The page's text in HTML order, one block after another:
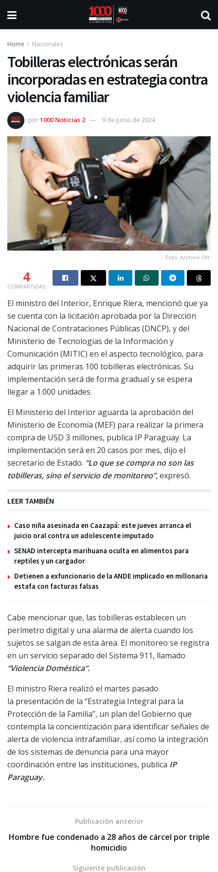
Home Nacionales
Tobilleras electrónicas serán
incorporadas en estrategia contra
violencia familiar
por1000 Noticias 2 9 de junio de 2024
Foto: Archivo ÚH.
4
COMPARTIDAS
El ministro del Interior, Enrique Riera, mencionó que ya
se cuenta con la licitación aprobada por la Dirección
Nacional de Contrataciones Públicas (DNCP), y del
Ministerio de Tecnologías de la Información y
Comunicación (MITIC) en el aspecto tecnológico, para
adquirir las primeras 100 tobilleras electrónicas. Su
implementación será de forma gradual y se espera
llegar a 1.000 unidades.
El Ministerio del Interior aguarda la aprobación del
Ministerio de Economía (MEF) para realizar la primera
compra de USD 3 millones, publica IP Paraguay. La
implementación será en 20 casos por mes, dijo el
secretario de Estado. “Lo que se compra no son las
tobilleras, sino el servicio de monitoreo”,expresó.
LEER TAMBIÉN
Caso niña asesinada en Caazapá: este jueves arranca el
juicio oral contra un adolescente imputado
SENAD intercepta marihuana oculta en alimentos para
reptiles y un cargador
Detienen a exfuncionario de la ANDE implicado en millonaria
estafa con facturas falsas
Cabe mencionar que, las tobilleras establecen un
perímetro digital y una alarma de alerta cuando los
sujetos se salgan de esta área. El monitoreo se registra
en un servicio separado del Sistema 911, llamado
“Violencia Doméstica”.
El ministro Riera realizó el martes pasado
la presentación de la “Estrategia Integral para la
Protección de la Familia”, un plan del Gobierno que
contempla la concientización para identificar señales de
alerta de violencia intrafamiliar, así como la integración
de los sistemas de denuncia para una mayor
coordinación entre las instituciones, publica IP
Paraguay.
Publicación anterior
Hombre fue condenado a 28 años de cárcel por triple
homicidio
Siguiente publicación